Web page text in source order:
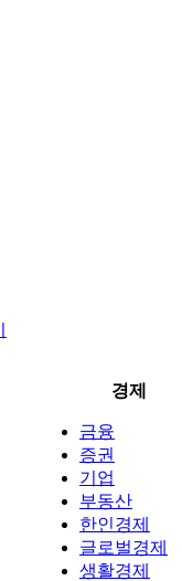
경제
금융
증권
기업
부동산
한인경제
글로벌경제
생활경제